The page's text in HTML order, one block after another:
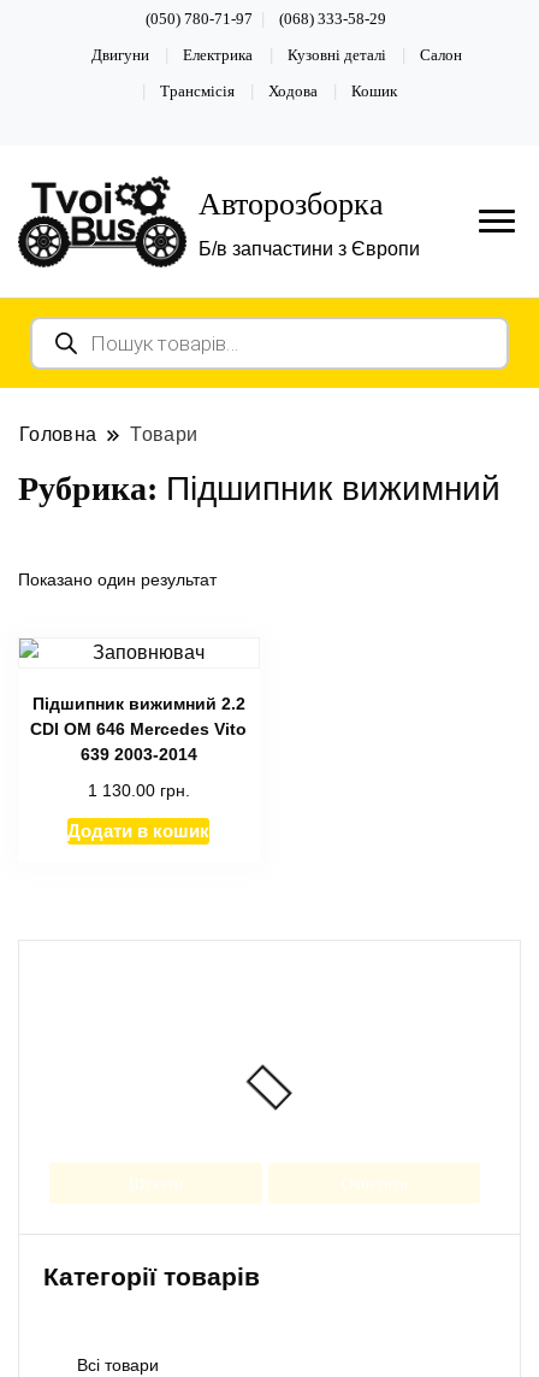
(050) 780-71-97 (068) 333-58-29
Двигуни Електрика Кузовні деталі Салон
Трансмісія Ходова Кошик
Авторозборка
Б/в запчастини з Європи
Пошук
товарів
Головна Товари
Рубрика: Підшипник вижимний
Показано один результат
Підшипник вижимний 2.2
CDI OM 646 Mercedes Vito
639 2003-2014
1 130.00 грн.
Додати в кошик
Шукати Очистити
Категорії товарів
Всі товари